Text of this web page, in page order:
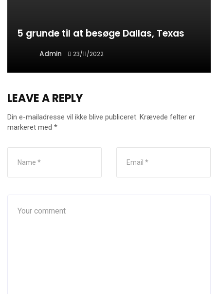
5 grunde til at besøge Dallas, Texas
Admin 23/11/2022
LEAVE A REPLY
Din e-mailadresse vil ikke blive publiceret. Krævede felter er
markeret med *